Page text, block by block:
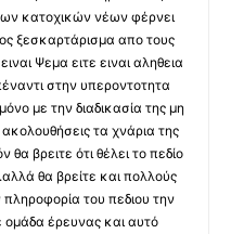
κατοχικών νέων φέρνει
ξεσκαρτάρισμα απο τους
Ψεμα ειτε ειναι αληθεια
στην υπεροντοτητα
με την διαδικασία της μη
τα χνάρια της
βρειτε ότι θέλει το πεδίο
θα βρείτε και πολλούς
του πεδιου την
έρευνας και αυτό